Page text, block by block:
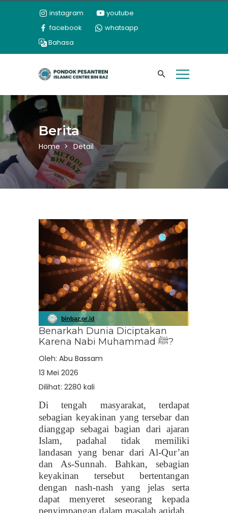
instagram
youtube
facebook
whatsapp
Bahasa
Berita
Home Detail
Benarkah Dunia Diciptakan
Karena Nabi Muhammad ﷺ?
Oleh: Abu Bassam
13 Mei 2026
Dilihat: 2280 kali
Di tengah masyarakat, terdapat
sebagian keyakinan yang tersebar dan
dianggap sebagai bagian dari ajaran
Islam, padahal tidak memiliki
landasan yang benar dari Al-Qur’an
dan As-Sunnah. Bahkan, sebagian
keyakinan tersebut bertentangan
dengan nash-nash yang jelas serta
dapat menyeret seseorang kepada
penyimpangan dalam masalah aqidah.